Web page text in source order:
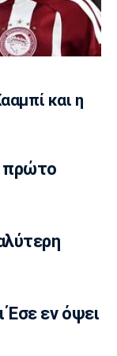
14-5
του
ξεχωριστή
και η
πρώτο
Έσε εν όψει